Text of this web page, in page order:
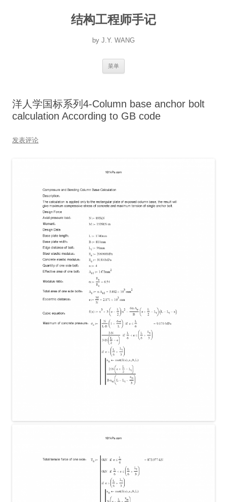
结构工程师手记
by J.Y. WANG
菜单
洋人学国标系列4-Column base anchor bolt
calculation According to GB code
发表评论